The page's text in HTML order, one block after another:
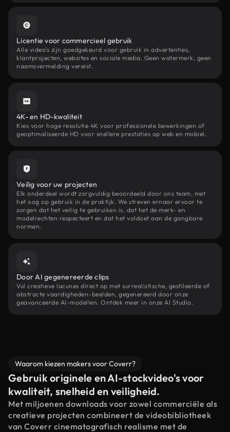
Licentie voor commercieel gebruik
Alle video's zijn goedgekeurd voor gebruik in advertenties,
klantprojecten, websites en sociale media. Geen watermerk, geen
naamsvermelding vereist.
4K- en HD-kwaliteit
Kies voor hoge resolutie 4K voor professionele bewerkingen of
geoptimaliseerde HD voor snellere prestaties op web en mobiel.
Veilig voor uw projecten
Elk onderdeel wordt zorgvuldig beoordeeld door ons team, met
het oog op gebruik in de praktijk. We streven ernaar ervoor te
zorgen dat het veilig te gebruiken is, dat het de merk- en
modelrechten respecteert en dat het voldoet aan de gangbare
normen.
Door AI gegenereerde clips
Vul creatieve lacunes direct op met surrealistische, gestileerde of
abstracte vaardigheden-beelden, gegenereerd door onze
geavanceerde AI-modellen. Ontdek meer in onze AI Studio.
Waarom kiezen makers voor Coverr?
Gebruik originele en AI-stockvideo's voor
kwaliteit, snelheid en veiligheid.
Met miljoenen downloads voor zowel commerciële als
creatieve projecten combineert de videobibliotheek
van Coverr cinematografisch realisme met de